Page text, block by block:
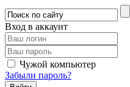
Вход в аккаунт
Чужой компьютер
Забыли пароль?